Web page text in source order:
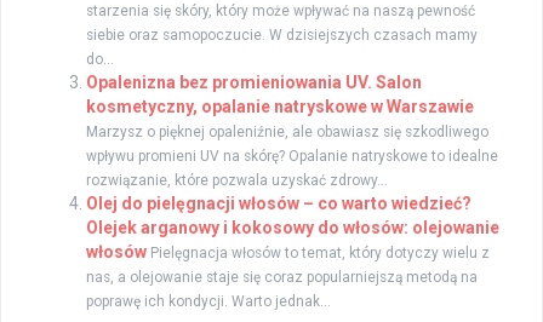
starzenia się skóry, który może wpływać na naszą pewność
siebie oraz samopoczucie. W dzisiejszych czasach mamy
do...
Opalenizna bez promieniowania UV. Salon
kosmetyczny, opalanie natryskowe w Warszawie
Marzysz o pięknej opaleniźnie, ale obawiasz się szkodliwego
wpływu promieni UV na skórę? Opalanie natryskowe to idealne
rozwiązanie, które pozwala uzyskać zdrowy...
Olej do pielęgnacji włosów – co warto wiedzieć?
Olejek arganowy i kokosowy do włosów: olejowanie
włosów Pielęgnacja włosów to temat, który dotyczy wielu z
nas, a olejowanie staje się coraz popularniejszą metodą na
poprawę ich kondycji. Warto jednak...